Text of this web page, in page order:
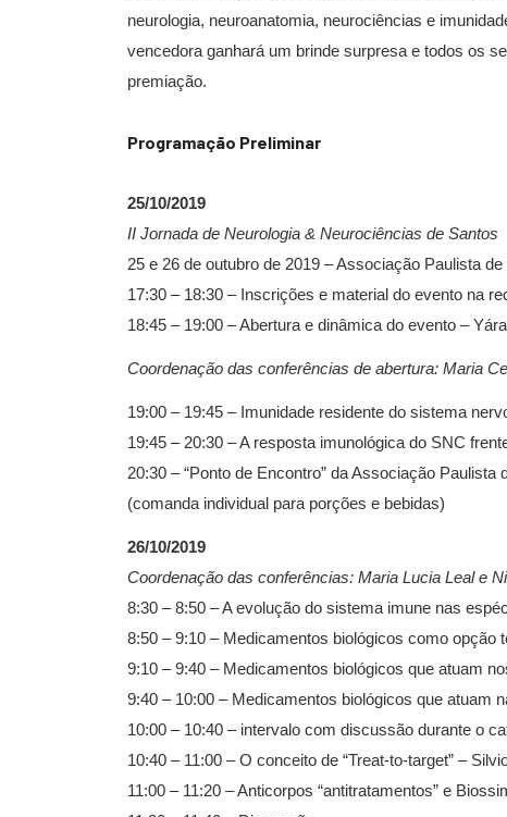
neurologia, neuroanatomia, neurociências e
vencedora ganhará um brinde surpresa e todos os
premiação.
Programação Preliminar
25/10/2019
II Jornada de Neurologia & Neurociências de Santos
25 e 26 de outubro de 2019 – Associação Paulista
17:30 – 18:30 – Inscrições e material do evento na
18:45 – 19:00 – Abertura e dinâmica do evento –
Coordenação das conferências de abertura: Maria
19:00 – 19:45 – Imunidade residente do sistema
19:45 – 20:30 – A resposta imunológica do SNC
20:30 – “Ponto de Encontro” da Associação
(comanda individual para porções e bebidas)
26/10/2019
Coordenação das conferências: Maria Lucia Leal e
8:30 – 8:50 – A evolução do sistema imune nas
8:50 – 9:10 – Medicamentos biológicos como opção
9:10 – 9:40 – Medicamentos biológicos que atuam
9:40 – 10:00 – Medicamentos biológicos que atuam
10:00 – 10:40 – intervalo com discussão durante o
10:40 – 11:00 – O conceito de “Treat-to-target” –
11:00 – 11:20 – Anticorpos “antitratamentos” e